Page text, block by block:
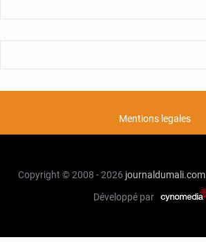
Mentions legales
Copyright © 2008 - 2026 journaldumali.com
Développé par